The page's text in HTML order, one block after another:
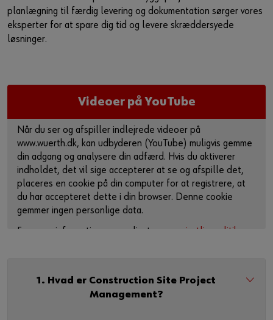
Guide til selvvalgt brugernavn
Tilmeld dig her i tre enkle trin for at bruge alle funktionerne i
Kun salg til erhvervskunder
Bliv kunde / Opret online bruger
planlægning til færdig levering og dokumentation sørger vores
eksperter for at spare dig tid og levere skræddersyede
løsninger.
Videoer på YouTube
Når du ser og afspiller indlejrede videoer på
www.wuerth.dk, kan udbyderen (YouTube) muligvis gemme
din adgang og analysere din adfærd. Hvis du aktiverer
indholdet, det vil sige accepterer at se og afspille det,
placeres en cookie på din computer for at registrere, at
du har accepteret dette i din browser. Denne cookie
gemmer ingen personlige data.
For mere information, se venligst vores
privatlivspolitik
Du kan også bruge dette link til at få adgang til videoen
1. Hvad er Construction Site Project
Management?